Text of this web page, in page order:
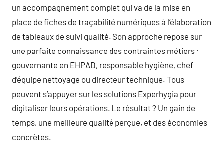
un accompagnement complet qui va de la mise en
place de fiches de traçabilité numériques à l’élaboration
de tableaux de suivi qualité. Son approche repose sur
une parfaite connaissance des contraintes métiers :
gouvernante en EHPAD, responsable hygiène, chef
d’équipe nettoyage ou directeur technique. Tous
peuvent s’appuyer sur les solutions Experhygia pour
digitaliser leurs opérations. Le résultat ? Un gain de
temps, une meilleure qualité perçue, et des économies
concrètes.